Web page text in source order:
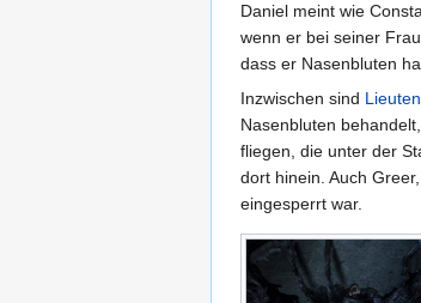
Daniel meint wie
wenn er bei seiner
dass er Nasenbluten
Inzwischen sind
Nasenbluten
fliegen, die unter der
dort hinein. Auch
eingesperrt war.